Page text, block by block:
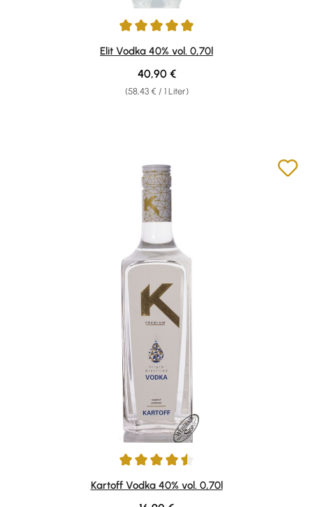
Durchschnittliche Bewertung von 4.91 von 5 Sternen
Elit Vodka 40% vol. 0,70l
(58,43 € / 1 Liter)
Regulärer Preis:
40,90 €
Durchschnittliche Bewertung von 4.58 von 5 Sternen
Kartoff Vodka 40% vol. 0,70l